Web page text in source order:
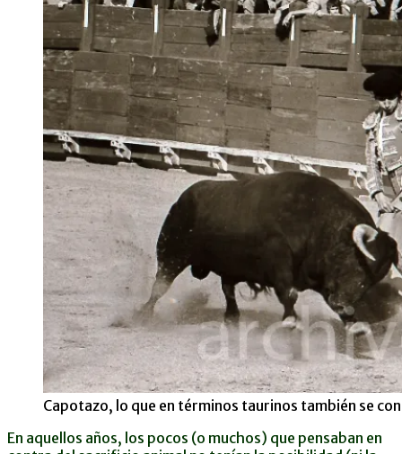
Capotazo, lo que en términos taurinos también se
En aquellos años, los pocos (o muchos) que pensaban en